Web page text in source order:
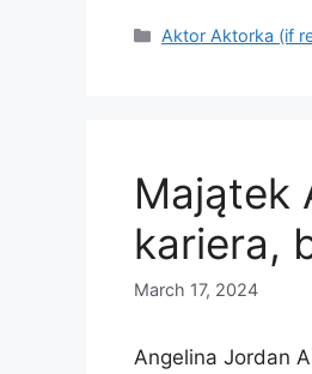
Categories
Aktor Aktorka (if
Majątek
kariera,
March 17, 2024
Angelina Jordan